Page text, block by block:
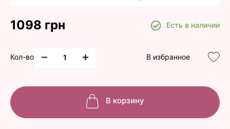
1098 грн Есть в наличии
Кол-во В избранное
В корзину